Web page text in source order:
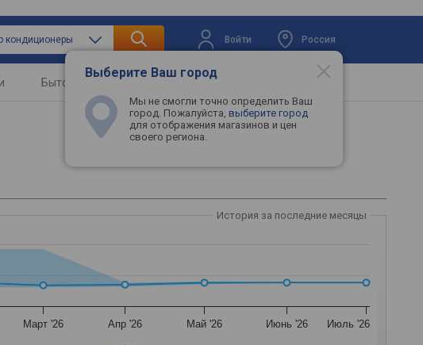
кондиционеры Войти Россия
Выберите Ваш город
Мы не смогли точно определить Ваш
город. Пожалуйста, выберите город
для отображения магазинов и цен
своего региона.
Бытовая техника Телевизоры
История за последние месяцы
Март '26 Апр '26 Май '26 Июнь '26 Июль '26